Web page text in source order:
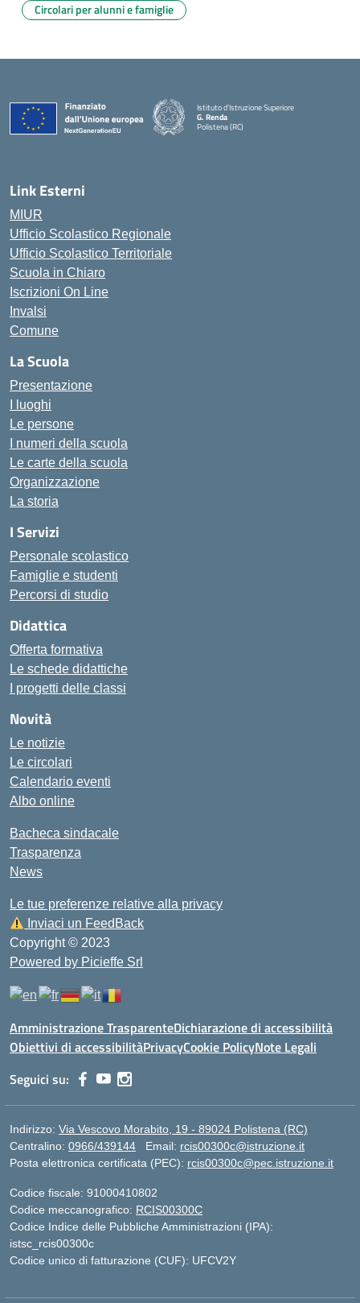
Circolari per alunni e famiglie
Istituto d'Istruzione Superiore
G. Renda
Polistena (RC)
Link Esterni
MIUR
Ufficio Scolastico Regionale
Ufficio Scolastico Territoriale
Scuola in Chiaro
Iscrizioni On Line
Invalsi
Comune
La Scuola
Presentazione
I luoghi
Le persone
I numeri della scuola
Le carte della scuola
Organizzazione
La storia
I Servizi
Personale scolastico
Famiglie e studenti
Percorsi di studio
Didattica
Offerta formativa
Le schede didattiche
I progetti delle classi
Novità
Le notizie
Le circolari
Calendario eventi
Albo online
Bacheca sindacale
Trasparenza
News
Le tue preferenze relative alla privacy
Inviaci un FeedBack
Copyright © 2023
Powered by Picieffe Srl
Amministrazione TrasparenteDichiarazione di accessibilità
Obiettivi di accessibilitàPrivacyCookie PolicyNote Legali
Seguici su:
Indirizzo: Via Vescovo Morabito, 19 - 89024 Polistena (RC)
Centralino: 0966/439144 Email: rcis00300c@istruzione.it
Posta elettronica certificata (PEC): rcis00300c@pec.istruzione.it
Codice fiscale: 91000410802
Codice meccanografico: RCIS00300C
Codice Indice delle Pubbliche Amministrazioni (IPA):
istsc_rcis00300c
Codice unico di fatturazione (CUF): UFCV2Y